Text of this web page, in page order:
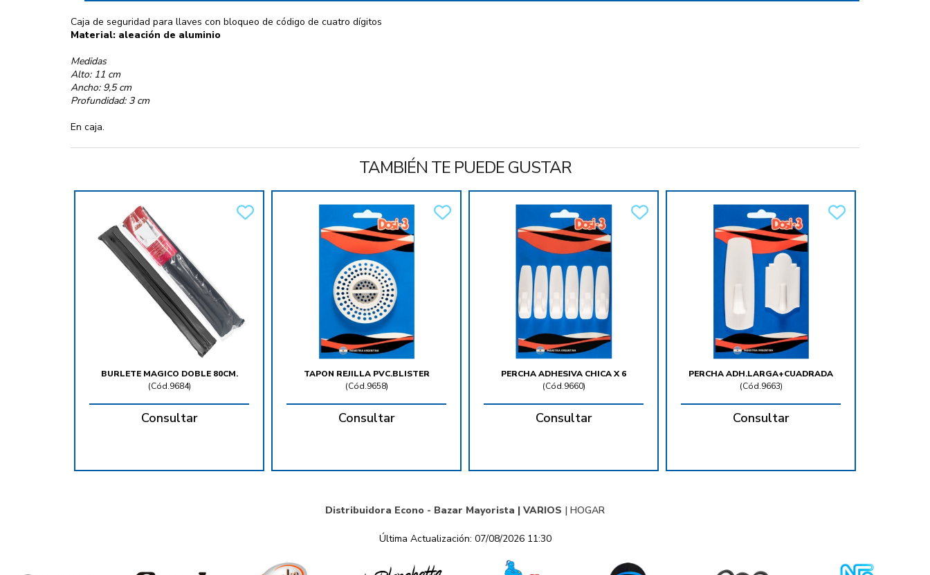
Caja de seguridad para llaves con bloqueo de código de cuatro dígitos
Material: aleación de aluminio
Medidas
Alto: 11 cm
Ancho: 9,5 cm
Profundidad: 3 cm
En caja.
TAMBIÉN TE PUEDE GUSTAR
BURLETE MAGICO DOBLE 80CM.
(Cód.9684)
Consultar
TAPON REJILLA PVC.BLISTER
(Cód.9658)
Consultar
PERCHA ADHESIVA CHICA X 6
(Cód.9660)
Consultar
PERCHA ADH.LARGA+CUADRADA
(Cód.9663)
Consultar
Distribuidora Econo - Bazar Mayorista | VARIOS | HOGAR
Última Actualización: 07/08/2026 11:30